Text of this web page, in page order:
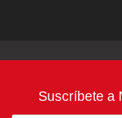
Suscríbete a